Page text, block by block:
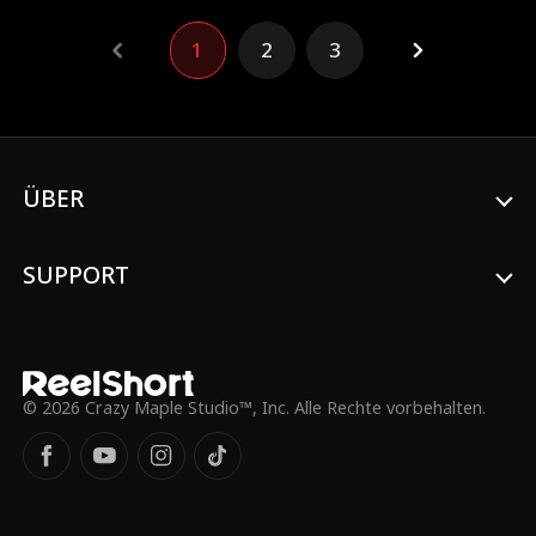
1 2 3
ÜBER
SUPPORT
© 2026 Crazy Maple Studio™, Inc. Alle Rechte vorbehalten.